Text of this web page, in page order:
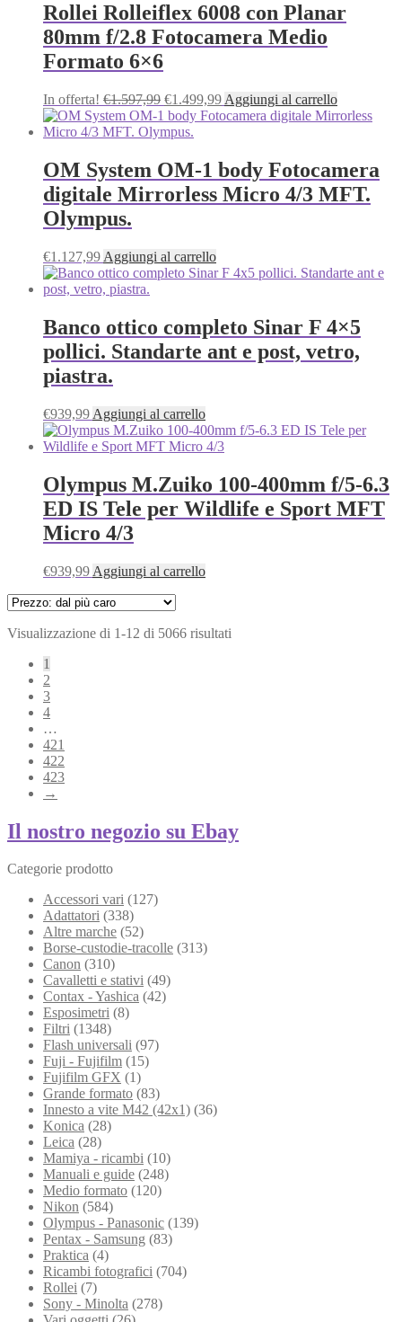
Rollei Rolleiflex 6008 con Planar
80mm f/2.8 Fotocamera Medio
Formato 6×6
In offerta! €1.597,99 Il
prezzo
originale
€1.597,99.
€1.499,99Il
prezzo
€1.499,99.
Aggiungi al carrello
OM System OM-1 body Fotocamera
digitale Mirrorless Micro 4/3 MFT.
Olympus.
€1.127,99 Aggiungi al carrello
Banco ottico completo Sinar F 4×5
pollici. Standarte ant e post, vetro,
piastra.
€939,99 Aggiungi al carrello
Olympus M.Zuiko 100‑400mm f/5‑6.3
ED IS Tele per Wildlife e Sport MFT
Micro 4/3
€939,99 Aggiungi al carrello
Visualizzazione di 1-12 di 5066 risultati
1
2
3
4
…
421
422
423
→
Il nostro negozio su Ebay
Categorie prodotto
Accessori vari (127)
Adattatori (338)
Altre marche (52)
Borse-custodie-tracolle (313)
Canon (310)
Cavalletti e stativi (49)
Contax - Yashica (42)
Esposimetri (8)
Filtri (1348)
Flash universali (97)
Fuji - Fujifilm (15)
Fujifilm GFX (1)
Grande formato (83)
Innesto a vite M42 (42x1) (36)
Konica (28)
Leica (28)
Mamiya - ricambi (10)
Manuali e guide (248)
Medio formato (120)
Nikon (584)
Olympus - Panasonic (139)
Pentax - Samsung (83)
Praktica (4)
Ricambi fotografici (704)
Rollei (7)
Sony - Minolta (278)